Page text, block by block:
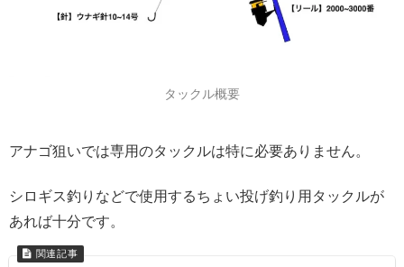
タックル概要
アナゴ狙いでは専用のタックルは特に必要ありません。
シロギス釣りなどで使用するちょい投げ釣り用タックルが
あれば十分です。